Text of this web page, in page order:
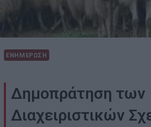
ΕΝΗΜΕΡΩΣΗ
Δημοπράτηση των
Διαχειριστικών